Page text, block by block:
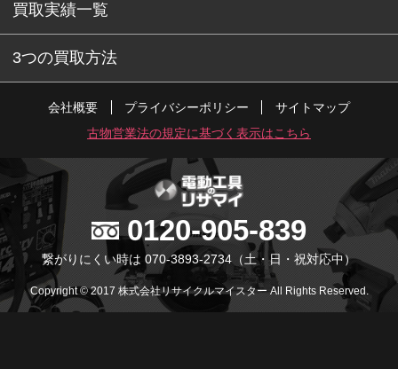
買取実績一覧
3つの買取方法
会社概要 プライバシーポリシー
サイトマップ
古物営業法の規定に基づく表示はこちら
0120-905-839
繋がりにくい時は 070-3893-2734 （土・日・祝対応中）
Copyright © 2017 株式会社リサイクルマイスター All Rights Reserved.